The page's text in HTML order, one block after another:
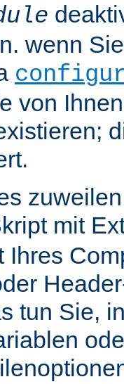
wenn
von
mit
Ihres
tun Sie,